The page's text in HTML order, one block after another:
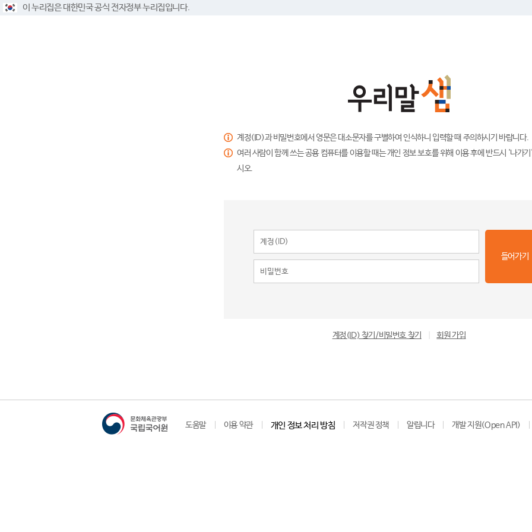
이 누리집은 대한민국 공식 전자정부 누리집입니다.
계정(ID)과 비밀번호에서 영문은 대소문자를 구별하여 인식하니 입력할 때 주의하시기 바랍니다.
여러 사람이 함께 쓰는 공용 컴퓨터를 이용할 때는 개인 정보 보호를 위해 이용 후에 반드시 '나가
시오.
들어가기
계정(ID) 찾기/비밀번호 찾기 회원 가입
도움말 이용 약관 개인 정보 처리 방침 저작권 정책 알립니다 개발 지원(Open API)